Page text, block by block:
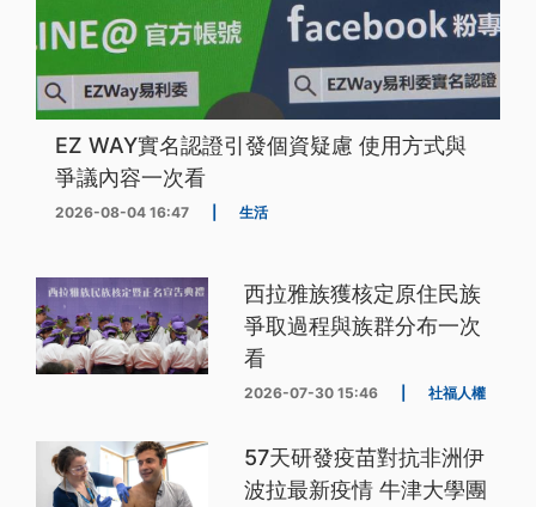
EZ WAY實名認證引發個資疑慮 使用方式與
爭議內容一次看
2026-08-04 16:47 生活
西拉雅族獲核定原住民族
爭取過程與族群分布一次
看
2026-07-30 15:46 社福人權
57天研發疫苗對抗非洲伊
波拉最新疫情 牛津大學團